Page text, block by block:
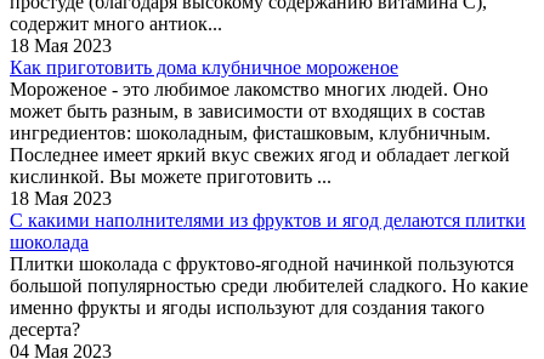
содержит много антиок...
18 Мая 2023
Как приготовить дома клубничное мороженое
Мороженое - это любимое лакомство многих людей. Оно
может быть разным, в зависимости от входящих в состав
ингредиентов: шоколадным, фисташковым, клубничным.
Последнее имеет яркий вкус свежих ягод и обладает легкой
кислинкой. Вы можете приготовить ...
18 Мая 2023
С какими наполнителями из фруктов и ягод делаются плитки
шоколада
Плитки шоколада с фруктово-ягодной начинкой пользуются
большой популярностью среди любителей сладкого. Но какие
именно фрукты и ягоды используют для создания такого
десерта?
04 Мая 2023